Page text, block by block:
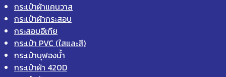
กระเป๋าผ้าแคนวาส
กระเป๋าผ้ากระสอบ
กระสอบอีเกีย
กระเป๋า PVC (ใสและสี)
กระเป๋าบุฟองน้ำ
กระเป๋าผ้า 420D